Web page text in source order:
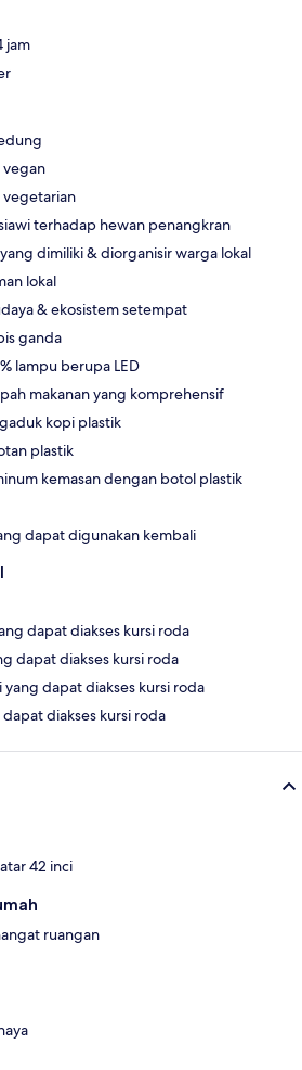
jam
vegan
vegetarian
terhadap hewan penangkran
dimiliki & diorganisir warga lokal
lokal
& ekosistem setempat
ganda
lampu berupa LED
makanan yang komprehensif
kopi plastik
plastik
kemasan dengan botol plastik
dapat digunakan kembali
dapat diakses kursi roda
dapat diakses kursi roda
yang dapat diakses kursi roda
diakses kursi roda
42 inci
ruangan